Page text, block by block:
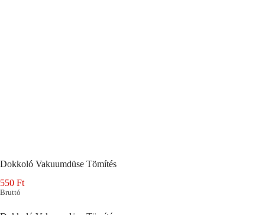
Dokkoló Vakuumdüse Tömítés
550 Ft
Bruttó